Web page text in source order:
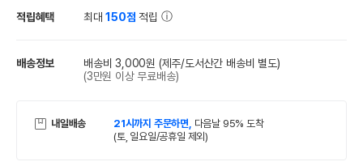
적립혜택 최대150점 적립
배송정보 배송비 3,000원 (제주/도서산간 배송비 별도)
(3만원 이상 무료배송)
내일배송 21시까지 주문하면, 다음날 95% 도착
(토, 일요일/공휴일 제외)